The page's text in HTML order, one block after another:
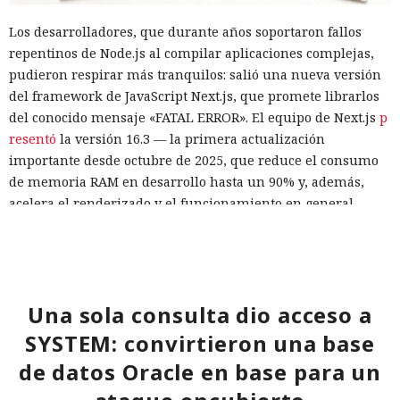
Los desarrolladores, que durante años soportaron fallos
repentinos de Node.js al compilar aplicaciones complejas,
pudieron respirar más tranquilos: salió una nueva versión
del framework de JavaScript Next.js, que promete librarlos
del conocido mensaje «FATAL ERROR». El equipo de Next.js p
resentó la versión 16.3 — la primera actualización
importante desde octubre de 2025, que reduce el consumo
de memoria RAM en desarrollo hasta un 90% y, además,
acelera el renderizado y el funcionamiento en general.
En la nueva versión están activados por defecto el caché en
disco y el desplazamiento de datos no utilizados a disco. Una
instancia con 50 rutas (páginas separadas) ahora consume
alrededor de 840 megabytes en lugar de los anteriores 4,6
gigabytes — un ahorro de aproximadamente el 82%.
Una sola consulta dio acceso a
SYSTEM: convirtieron una base
de datos Oracle en base para un